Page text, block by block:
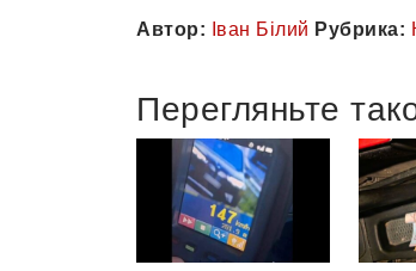
Автор: Іван Білий Рубрика:
Перегляньте